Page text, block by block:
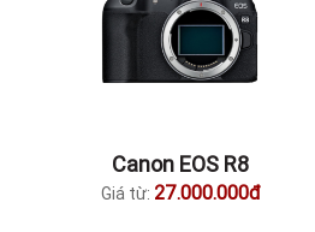
Canon EOS R8
Giá từ: 27.000.000đ